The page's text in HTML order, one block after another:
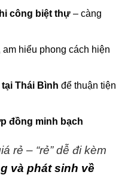
công biệt thự– càng
am hiểu phong cách hiện
Thái Bình để thuận tiện
đồng minh bạch
rẻ – “rẻ” dễ đi kèm
và phát sinh về